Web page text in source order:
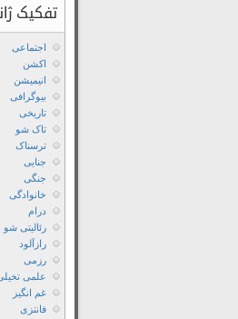
تفکیک
اجتماعی
اکشن
انیمیشن
بیوگرافی
تاریخی
تاک شو
ترسناک
جنایی
جنگی
خانوادگی
درام
رئالیتی شو
رازآلود
رزمی
علمی
غم انگیز
فانتزی